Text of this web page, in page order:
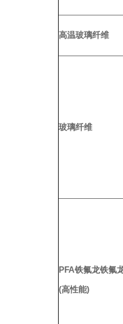
高温玻璃纤维
玻璃纤维
PFA铁氟龙铁氟
(高性能)